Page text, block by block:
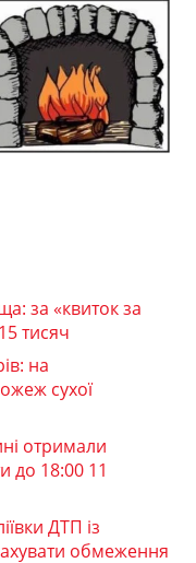
за «квиток за
тисяч
на
сухої
отримали
до 18:00 11
ДТП із
обмеження